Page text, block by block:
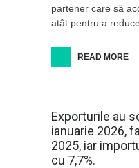
partener care să
atât pentru a
READ MORE
Exporturile au
ianuarie 2026,
2025, iar
cu 7,7%.